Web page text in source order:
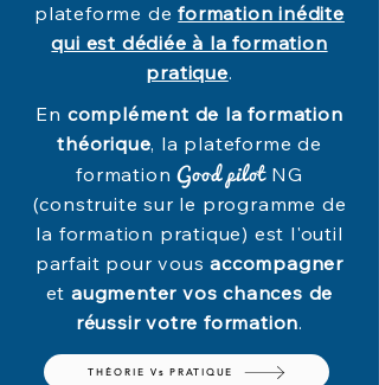
plateforme deformation inédite
qui est dédiée à la formation
pratique.
En complément de la formation
théorique, la plateforme de
formationGood pilot NG
(construite sur le programme de
la formation pratique) est l'outil
parfait pour vousaccompagner
etaugmenter vos chances de
réussir votre formation.
THÉORIE Vs PRATIQUE